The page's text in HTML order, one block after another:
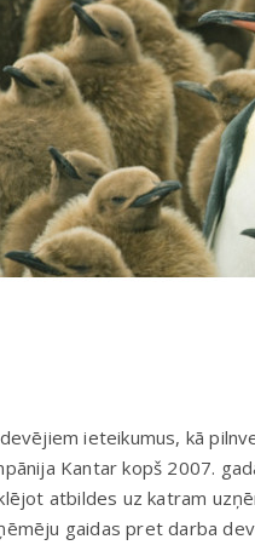
ieteikumus, kā
Kantar kopš 2007.
atbildes uz katram
gaidas pret darba